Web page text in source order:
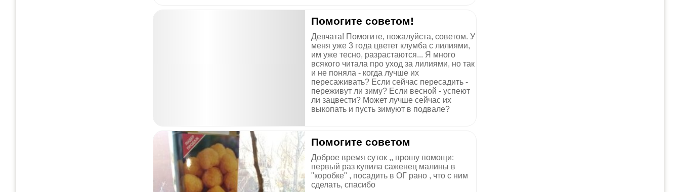
Помогите советом!
Девчата! Помогите, пожалуйста, советом. У
меня уже 3 года цветет клумба с лилиями,
им уже тесно, разрастаются... Я много
всякого читала про уход за лилиями, но так
и не поняла - когда лучше их
пересаживать? Если сейчас пересадить -
переживут ли зиму? Если весной - успеют
ли зацвести? Может лучше сейчас их
выкопать и пусть зимуют в подвале?
Помогите советом
Доброе время суток ,, прошу помощи:
первый раз купила саженец малины в
"коробке" , посадить в ОГ рано , что с ним
сделать, спасибо